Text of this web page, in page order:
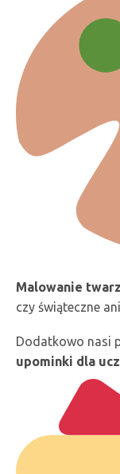
Malowanie
czy świąteczne
Dodatkowo nasi
upominki dla